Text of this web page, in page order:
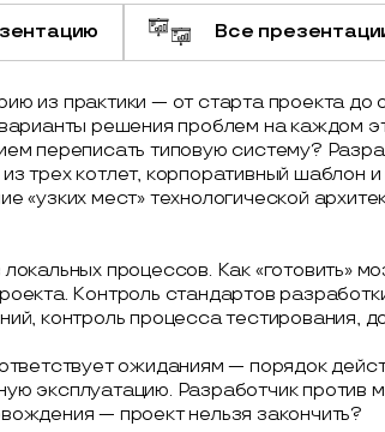
Все
из практики — от старта проекта до
решения проблем на каждом
переписать типовую систему?
трех котлет, корпоративный шаблон
«узких мест» технологической
процессов. Как «готовить»
Контроль стандартов
контроль процесса тестирования,
ожиданиям — порядок
эксплуатацию. Разработчик против
— проект нельзя закончить?